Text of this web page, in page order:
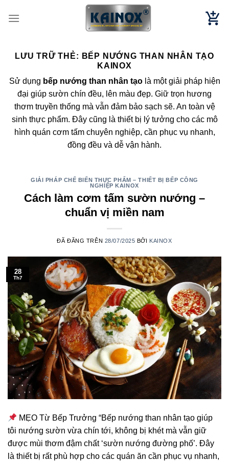
đến
LƯU TRỮ THẺ: BẾP NƯỚNG THAN NHÂN TẠO
KAINOX
Sử dụng bếp nướng than nhân tạolà một giải pháp hiện
đại giúp sườn chín đều, lên màu đẹp. Giữ trọn hương
thơm truyền thống mà vẫn đảm bảo sạch sẽ. An toàn vệ
sinh thực phẩm. Đây cũng là thiết bị lý tưởng cho các mô
hình quán cơm tấm chuyên nghiệp, cần phục vụ nhanh,
đồng đều và dễ vận hành.
GIẢI PHÁP CHẾ BIẾN THỰC PHẨM – THIẾT BỊ BẾP CÔNG
NGHIỆP KAINOX
Cách làm cơm tấm sườn nướng –
chuẩn vị miền nam
ĐÃ ĐĂNG TRÊN 28/07/2025 BỞI KAINOX
28
Th7
MẸO Từ Bếp Trưởng “Bếp nướng than nhân tạo giúp
tôi nướng sườn vừa chín tới, không bị khét mà vẫn giữ
được mùi thơm đậm chất ‘sườn nướng đường phố’. Đây
là thiết bị rất phù hợp cho các quán ăn cần phục vụ nhanh,